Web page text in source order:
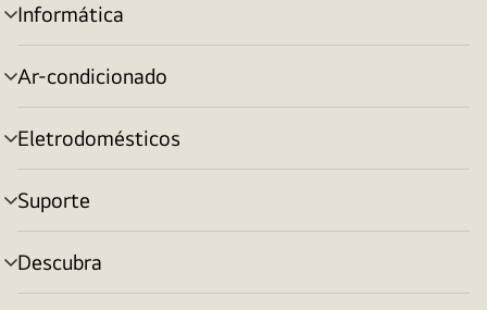
Informática
alternar
menu
Ar-condicionado
alternar
menu
Eletrodomésticos
alternar
menu
Suporte
alternar
menu
Descubra
alternar
menu